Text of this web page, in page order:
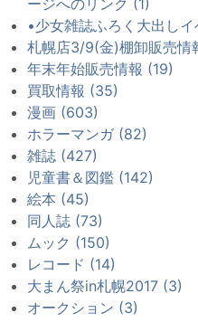
•少女雑誌ふろく大出しイ
札幌店3/9(金)棚卸販売情
年末年始販売情報 (19)
買取情報 (35)
漫画 (603)
ホラーマンガ (82)
雑誌 (427)
児童書＆図鑑 (142)
絵本 (45)
同人誌 (73)
ムック (150)
レコード (14)
大まん祭in札幌2017 (3)
オークション (3)